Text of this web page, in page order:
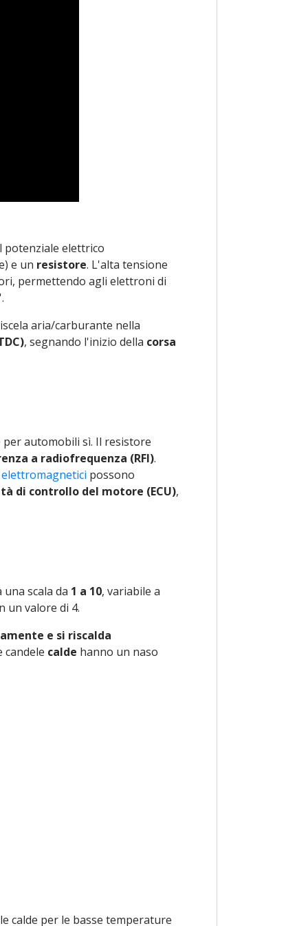
potenziale elettrico
e un resistore. L'alta tensione
permettendo agli elettroni di
'.
aria/carburante nella
, segnando l'inizio della corsa
automobili sì. Il resistore
a radiofrequenza (RFI).
possono
di controllo del motore (ECU),
una scala da 1 a 10, variabile a
un valore di 4.
e si riscalda
candele calde hanno un naso
calde per le basse temperature